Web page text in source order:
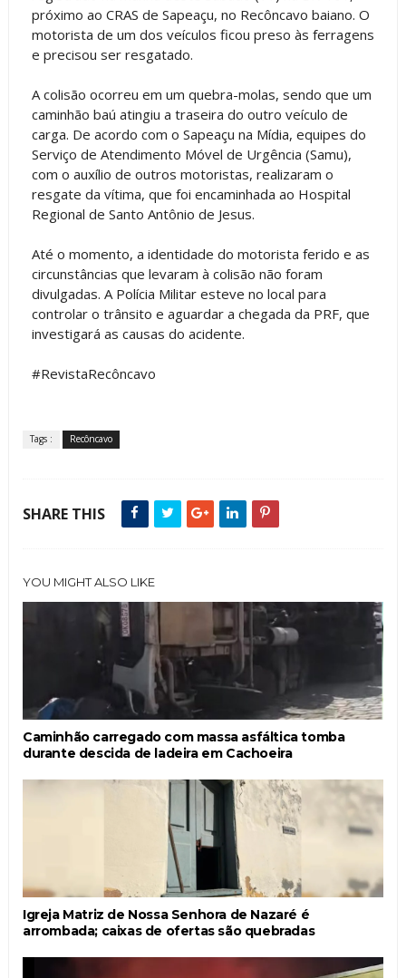
próximo ao CRAS de Sapeaçu, no Recôncavo baiano. O
motorista de um dos veículos ficou preso às ferragens
e precisou ser resgatado.
A colisão ocorreu em um quebra-molas, sendo que um
caminhão baú atingiu a traseira do outro veículo de
carga. De acordo com o Sapeaçu na Mídia, equipes do
Serviço de Atendimento Móvel de Urgência (Samu),
com o auxílio de outros motoristas, realizaram o
resgate da vítima, que foi encaminhada ao Hospital
Regional de Santo Antônio de Jesus.
Até o momento, a identidade do motorista ferido e as
circunstâncias que levaram à colisão não foram
divulgadas. A Polícia Militar esteve no local para
controlar o trânsito e aguardar a chegada da PRF, que
investigará as causas do acidente.
#RevistaRecôncavo
Tags : Recôncavo
SHARE THIS
YOU MIGHT ALSO LIKE
Caminhão carregado com massa asfáltica tomba
durante descida de ladeira em Cachoeira
Igreja Matriz de Nossa Senhora de Nazaré é
arrombada; caixas de ofertas são quebradas